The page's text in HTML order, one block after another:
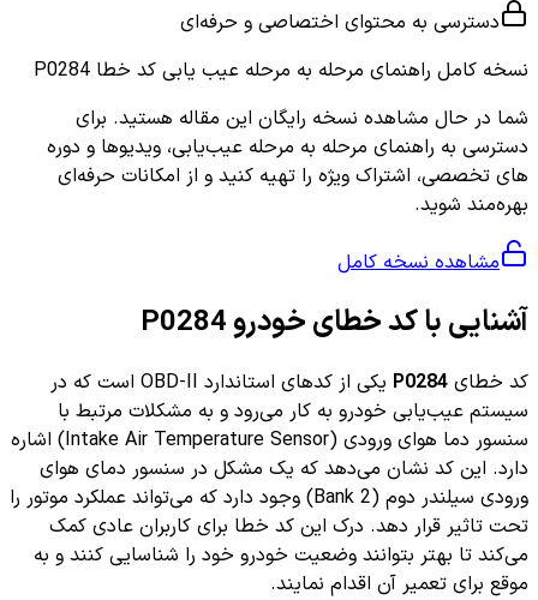
دسترسی به محتوای اختصاصی و حرفه‌ای
نسخه کامل راهنمای مرحله به مرحله عیب یابی کد خطا P0284
شما در حال مشاهده نسخه رایگان این مقاله هستید. برای
دسترسی به راهنمای مرحله به مرحله عیب‌یابی، ویدیوها و دوره
های تخصصی، اشتراک ویژه را تهیه کنید و از امکانات حرفه‌ای
بهره‌مند شوید.
مشاهده نسخه کامل
آشنایی با کد خطای خودرو P0284
کد خطای P0284
یکی از کدهای استاندارد OBD-II است که در
سیستم عیب‌یابی خودرو به کار می‌رود و به مشکلات مرتبط با
سنسور دما هوای ورودی (Intake Air Temperature Sensor) اشاره
دارد. این کد نشان می‌دهد که یک مشکل در سنسور دمای هوای
ورودی سیلندر دوم (Bank 2) وجود دارد که می‌تواند عملکرد موتور را
تحت تاثیر قرار دهد. درک این کد خطا برای کاربران عادی کمک
می‌کند تا بهتر بتوانند وضعیت خودرو خود را شناسایی کنند و به
موقع برای تعمیر آن اقدام نمایند.